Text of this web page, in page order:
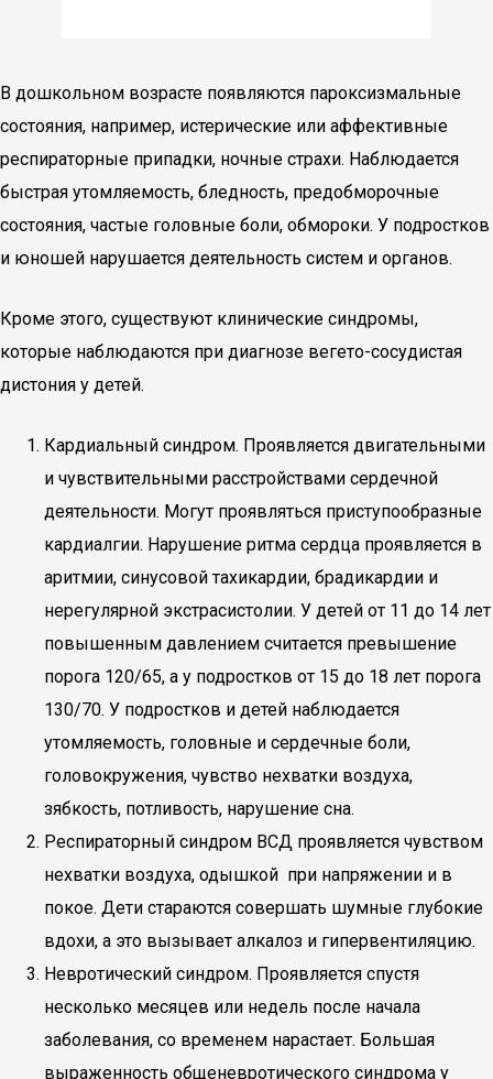
В дошкольном возрасте появляются пароксизмальные
состояния, например, истерические или аффективные
респираторные припадки, ночные страхи. Наблюдается
быстрая утомляемость, бледность, предобморочные
состояния, частые головные боли, обмороки. У подростков
и юношей нарушается деятельность систем и органов.
Кроме этого, существуют клинические синдромы,
которые наблюдаются при диагнозе вегето-сосудистая
дистония у детей.
Кардиальный синдром. Проявляется двигательными
и чувствительными расстройствами сердечной
деятельности. Могут проявляться приступообразные
кардиалгии. Нарушение ритма сердца проявляется в
аритмии, синусовой тахикардии, брадикардии и
нерегулярной экстрасистолии. У детей от 11 до 14 лет
повышенным давлением считается превышение
порога 120/65, а у подростков от 15 до 18 лет порога
130/70. У подростков и детей наблюдается
утомляемость, головные и сердечные боли,
головокружения, чувство нехватки воздуха,
зябкость, потливость, нарушение сна.
Респираторный синдром ВСД проявляется чувством
нехватки воздуха, одышкой при напряжении и в
покое. Дети стараются совершать шумные глубокие
вдохи, а это вызывает алкалоз и гипервентиляцию.
Невротический синдром. Проявляется спустя
несколько месяцев или недель после начала
заболевания, со временем нарастает. Большая
выраженность общеневротического синдрома у